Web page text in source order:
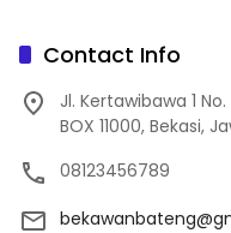
Contact Info
Jl. Kertawibawa 1
BOX 11000, Bekasi,
08123456789